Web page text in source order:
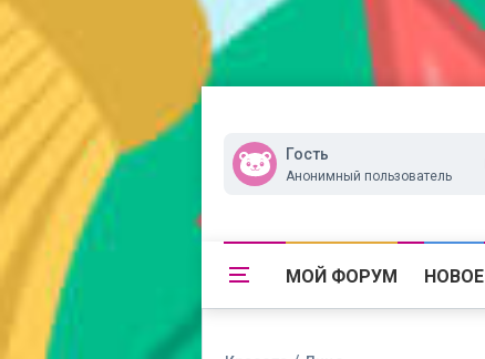
Гость
Анонимный пользователь
МОЙ ФОРУМ НОВОЕ